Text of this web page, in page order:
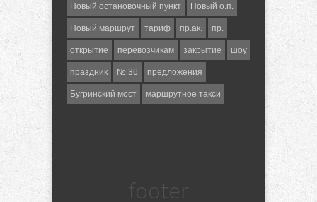
Новый остановочный пункт Новый о.п.
Новый маршрут тариф пр.ак. пр.
открытие перевозчикам закрытие шоу
праздник № 36 предложения
Бугринский мост маршрутное такси
footer